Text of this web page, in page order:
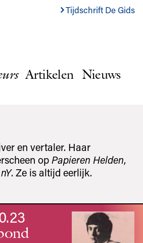
Tijdschrift De Gids
Artikelen Nieuws
en vertaler. Haar
op Papieren Helden,
nY. Ze is altijd eerlijk.